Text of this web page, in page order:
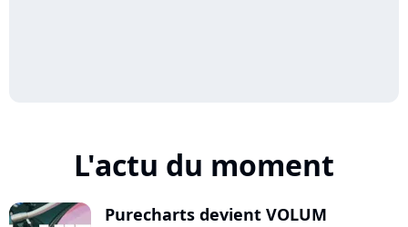
L'actu du moment
Purecharts devient VOLUM